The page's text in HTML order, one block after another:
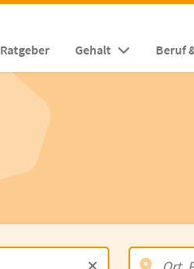
Ratgeber Gehalt Beruf